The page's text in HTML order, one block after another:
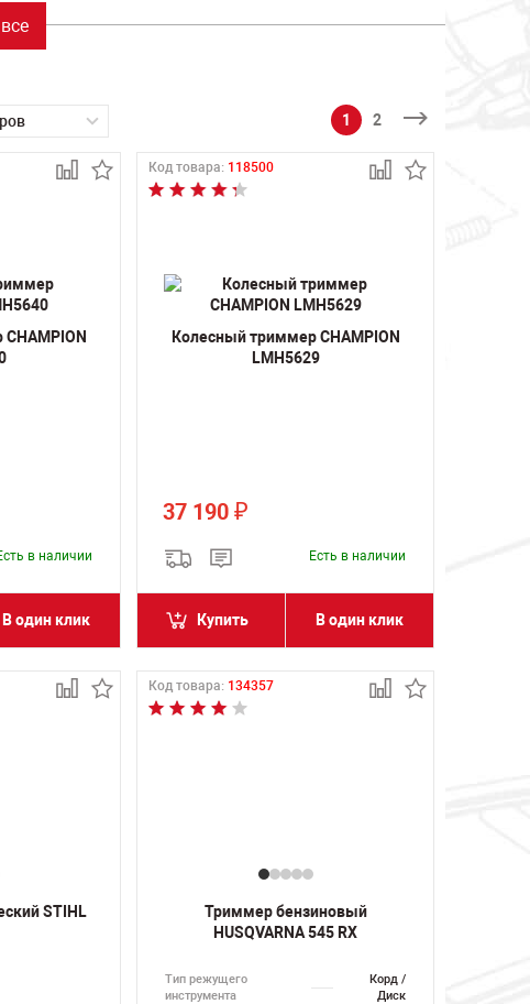
1 2
в наличии
В один клик
Код товара: 118500
Колесный триммер CHAMPION
LMH5629
37 190₽
Есть в наличии
Купить В один клик
STIHL
Код товара: 134357
Триммер бензиновый
HUSQVARNA 545 RX
Тип режущего
инструмента
Корд /
Диск